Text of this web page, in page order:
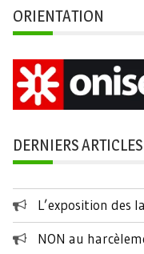
ORIENTATION
DERNIERS ARTICLES
L’exposition des
NON au